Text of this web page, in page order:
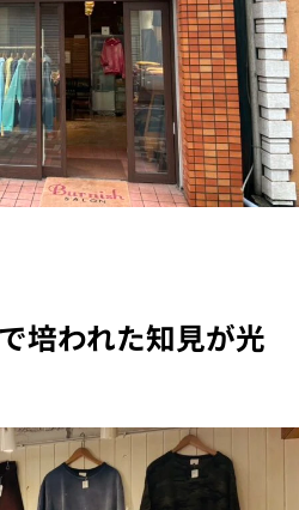
培われた知見が光